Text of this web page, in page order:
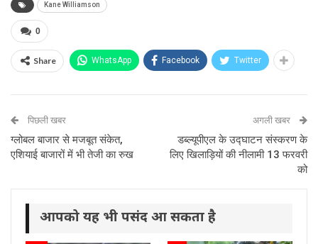
Kane Williamson
0
Share WhatsApp Facebook Twitter
पिछली खबर
ग्लोबल बाजार से मजबूत संकेत,
एशियाई बाजारों में भी तेजी का रुख
अगली खबर
डब्ल्यूपीएल के उद्घाटन संस्करण के
लिए खिलाड़ियों की नीलामी 13 फरवरी
को
आपको यह भी पसंद आ सकता है